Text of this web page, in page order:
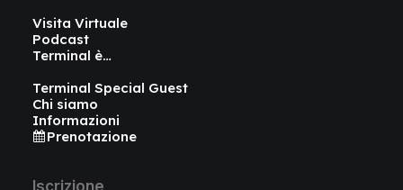
Visita Virtuale
Podcast
Terminal è…
Terminal Special Guest
Chi siamo
Informazioni
Prenotazione
Iscrizione